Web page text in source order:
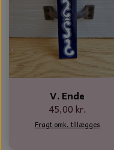
NOTES
V. Ende
45,00 kr.
Fragt omk. tillægges